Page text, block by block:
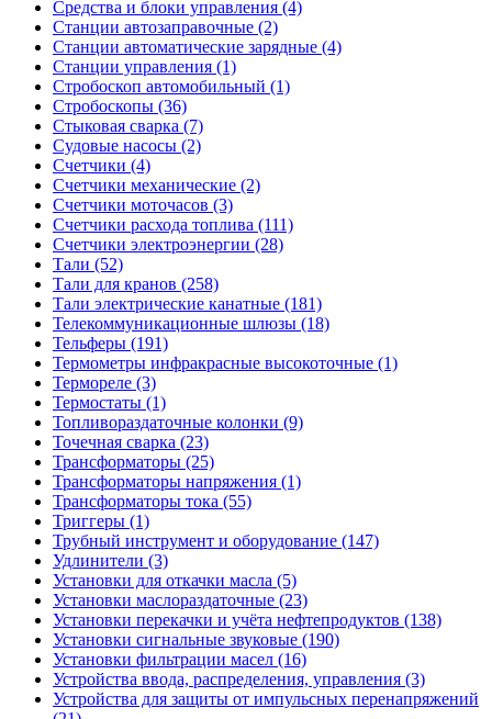
Средства и блоки управления (4)
Станции автозаправочные (2)
Станции автоматические зарядные (4)
Станции управления (1)
Стробоскоп автомобильный (1)
Стробоскопы (36)
Стыковая сварка (7)
Судовые насосы (2)
Счетчики (4)
Счетчики механические (2)
Счетчики моточасов (3)
Счетчики расхода топлива (111)
Счетчики электроэнергии (28)
Тали (52)
Тали для кранов (258)
Тали электрические канатные (181)
Телекоммуникационные шлюзы (18)
Тельферы (191)
Термометры инфракрасные высокоточные (1)
Термореле (3)
Термостаты (1)
Топливораздаточные колонки (9)
Точечная сварка (23)
Трансформаторы (25)
Трансформаторы напряжения (1)
Трансформаторы тока (55)
Триггеры (1)
Трубный инструмент и оборудование (147)
Удлинители (3)
Установки для откачки масла (5)
Установки маслораздаточные (23)
Установки перекачки и учёта нефтепродуктов (138)
Установки сигнальные звуковые (190)
Установки фильтрации масел (16)
Устройства ввода, распределения, управления (3)
Устройства для защиты от импульсных перенапряжений